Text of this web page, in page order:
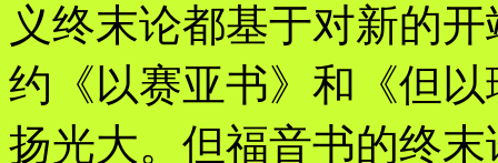
义终末论都基于对新的
约《以赛亚书》和《但
扬光大。但福音书的终